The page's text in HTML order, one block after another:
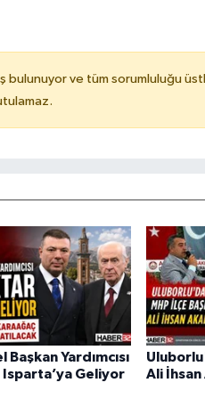
bulunuyor ve tüm sorumluluğu
Başkan Yardımcısı
Geliyor
Ali